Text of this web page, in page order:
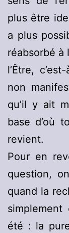
plus être
a plus
réabsorbé à
l’Être,
non
qu’il y ait
base d’où
revient.
Pour en
question,
quand la
simplement
été : la